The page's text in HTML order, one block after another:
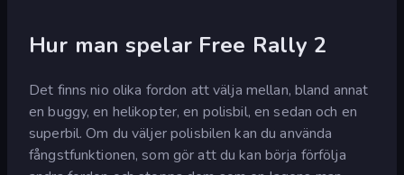
Hur man spelar Free Rally 2
Det finns nio olika fordon att välja mellan, bland annat
en buggy, en helikopter, en polisbil, en sedan och en
superbil. Om du väljer polisbilen kan du använda
fångstfunktionen, som gör att du kan börja förfölja